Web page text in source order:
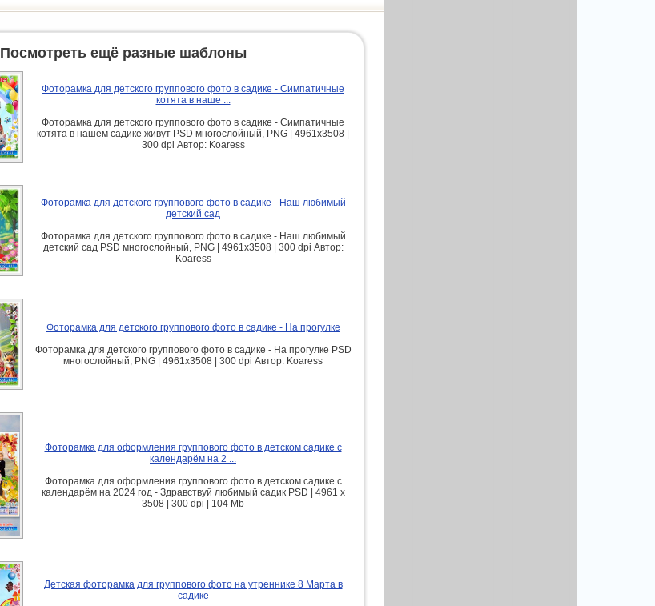
Посмотреть ещё разные шаблоны
Фоторамка для детского группового фото в садике - Симпатичные
котята в наше ...
Фоторамка для детского группового фото в садике - Симпатичные
котята в нашем садике живут PSD многослойный, PNG | 4961x3508 |
300 dpi Автор: Koaress
Фоторамка для детского группового фото в садике - Наш любимый
детский сад
Фоторамка для детского группового фото в садике - Наш любимый
детский сад PSD многослойный, PNG | 4961x3508 | 300 dpi Автор:
Koaress
Фоторамка для детского группового фото в садике - На прогулке
Фоторамка для детского группового фото в садике - На прогулке PSD
многослойный, PNG | 4961x3508 | 300 dpi Автор: Koaress
Фоторамка для оформления группового фото в детском садике с
календарём на 2 ...
Фоторамка для оформления группового фото в детском садике с
календарём на 2024 год - Здравствуй любимый садик PSD | 4961 х
3508 | 300 dpi | 104 Mb
Детская фоторамка для группового фото на утреннике 8 Марта в
садике